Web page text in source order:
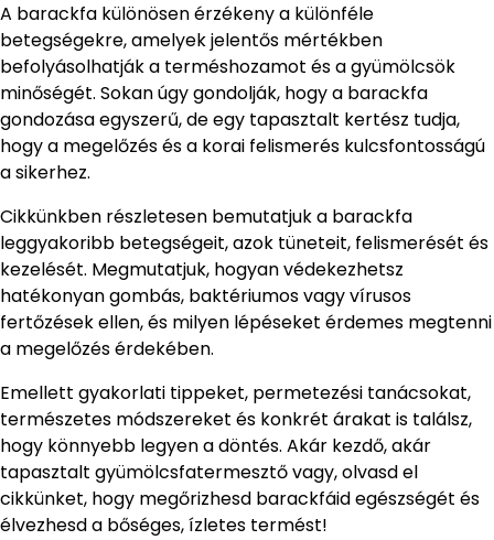
A barackfa különösen érzékeny a különféle
betegségekre, amelyek jelentős mértékben
befolyásolhatják a terméshozamot és a gyümölcsök
minőségét. Sokan úgy gondolják, hogy a barackfa
gondozása egyszerű, de egy tapasztalt kertész tudja,
hogy a megelőzés és a korai felismerés kulcsfontosságú
a sikerhez.
Cikkünkben részletesen bemutatjuk a barackfa
leggyakoribb betegségeit, azok tüneteit, felismerését és
kezelését. Megmutatjuk, hogyan védekezhetsz
hatékonyan gombás, baktériumos vagy vírusos
fertőzések ellen, és milyen lépéseket érdemes megtenni
a megelőzés érdekében.
Emellett gyakorlati tippeket, permetezési tanácsokat,
természetes módszereket és konkrét árakat is találsz,
hogy könnyebb legyen a döntés. Akár kezdő, akár
tapasztalt gyümölcsfatermesztő vagy, olvasd el
cikkünket, hogy megőrizhesd barackfáid egészségét és
élvezhesd a bőséges, ízletes termést!